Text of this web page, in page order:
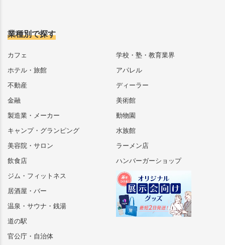
業種別で探す
カフェ
ホテル・旅館
不動産
金融
製造業・メーカー
キャンプ・グランピング
美容院・サロン
飲食店
ジム・フィットネス
居酒屋・バー
温泉・サウナ・銭湯
道の駅
官公庁・自治体
学校・塾・教育業界
アパレル
ディーラー
美術館
動物園
水族館
ラーメン店
ハンバーガーショップ